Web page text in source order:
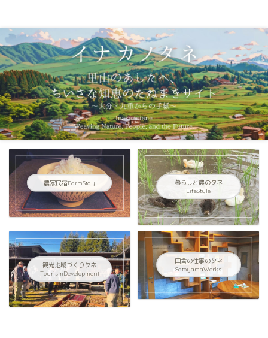
農家民宿FarmStay
暮らしと農のタネ
LifeStyle
観光地域づくりタネ
TourismDevelopment
田舎の仕事のタネ
SatoyamaWorks